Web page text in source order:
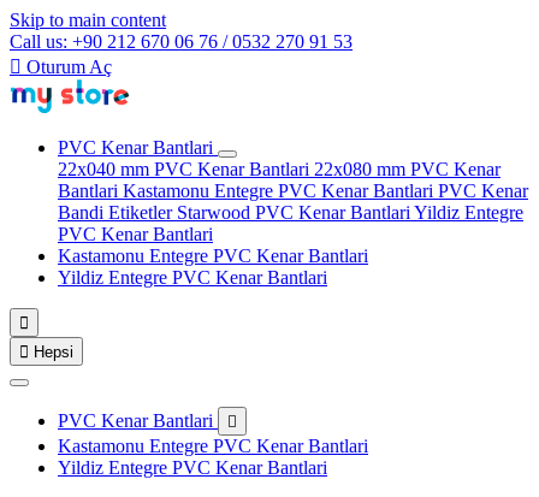
Skip to main content
Call us: +90 212 670 06 76 / 0532 270 91 53
 Oturum Aç
PVC Kenar Bantlari
22x040 mm PVC Kenar Bantlari 22x080 mm PVC Kenar
Bantlari Kastamonu Entegre PVC Kenar Bantlari PVC Kenar
Bandi Etiketler Starwood PVC Kenar Bantlari Yildiz Entegre
PVC Kenar Bantlari
Kastamonu Entegre PVC Kenar Bantlari
Yildiz Entegre PVC Kenar Bantlari

 Hepsi
PVC Kenar Bantlari 
Kastamonu Entegre PVC Kenar Bantlari
Yildiz Entegre PVC Kenar Bantlari